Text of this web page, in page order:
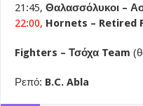
21:45, Θαλασσόλυκοι –
22:00, Hornets – Retired
Fighters – Τσόχα Team
Ρεπό: B.C. Abla